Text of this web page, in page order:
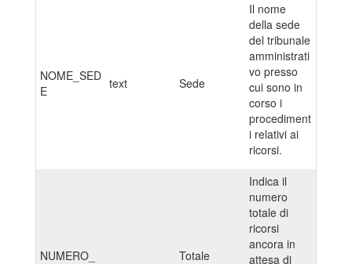
NOME_SED
E
text Sede
Il nome
della sede
del tribunale
amministrati
vo presso
cui sono in
corso i
procediment
i relativi ai
ricorsi.
NUMERO_
Totale
Indica il
numero
totale di
ricorsi
ancora in
attesa di